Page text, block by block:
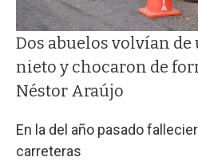
Dos abuelos volvían de
nieto y chocaron de
Néstor Araújo
En la del año pasado
carreteras